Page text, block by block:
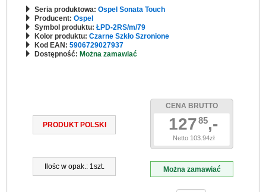
Seria produktowa: Ospel Sonata Touch
Producent: Ospel
Symbol produktu: ŁPD-2RS/m/79
Kolor produktu: Czarne Szkło Szronione
Kod EAN: 5906729027937
Dostępność: Można zamawiać
PRODUKT POLSKI
Ilośc w opak.: 1szt.
CENA BRUTTO
12785,-
Netto 103.94zł
Można zamawiać